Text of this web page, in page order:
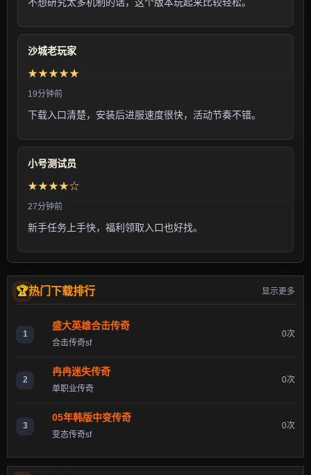
沙城老玩家
★★★★★
19分钟前
下载入口清楚，安装后进服速度很快，活动节奏不错。
小号测试员
★★★★☆
27分钟前
新手任务上手快，福利领取入口也好找。
热门下载排行 显示更多
1
盛大英雄合击传奇
合击传奇sf
0次
2
冉冉迷失传奇
单职业传奇
0次
3
05年韩版中变传奇
变态传奇sf
0次